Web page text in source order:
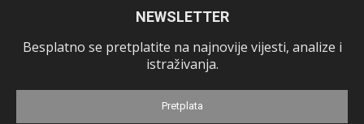
NEWSLETTER
Besplatno se pretplatite na najnovije vijesti, analize i
istraživanja.
Pretplata